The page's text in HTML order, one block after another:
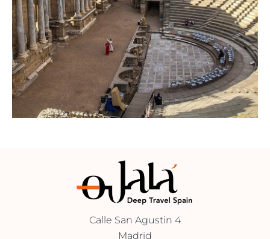
Calle San Agustin 4
Madrid